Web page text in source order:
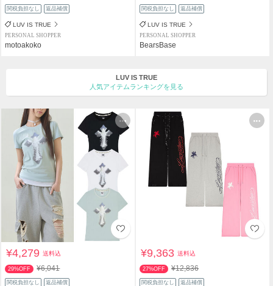
関税負担なし 返品補償
LUV IS TRUE
PERSONAL SHOPPER
motoakoko
関税負担なし 返品補償
LUV IS TRUE
PERSONAL SHOPPER
BearsBase
LUV IS TRUE
人気アイテムランキングを見る
¥4,279送料込
29%OFF ¥6,041
関税負担なし 返品補償
¥9,363送料込
27%OFF ¥12,836
関税負担なし 返品補償